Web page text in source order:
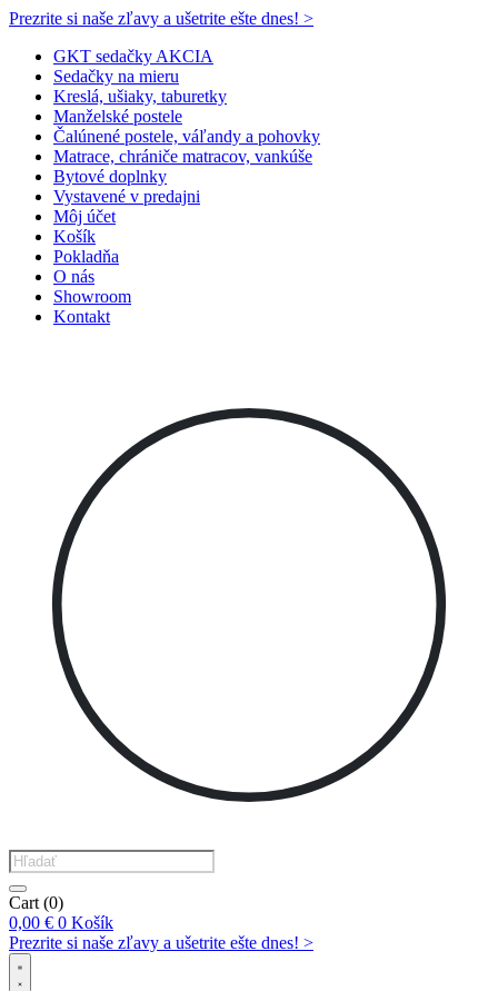
Prezrite si naše zľavy a ušetrite ešte dnes! >​
GKT sedačky AKCIA
Sedačky na mieru
Kreslá, ušiaky, taburetky
Manželské postele
Čalúnené postele, váľandy a pohovky
Matrace, chrániče matracov, vankúše
Bytové doplnky
Vystavené v predajni
Môj účet
Košík
Pokladňa
O nás
Showroom
Kontakt
Products
search
Cart (0)
0,00 € 0 Košík
Prezrite si naše zľavy a ušetrite ešte dnes! >​